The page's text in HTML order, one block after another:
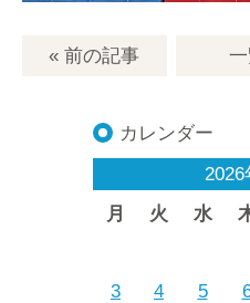
« 前の記事
カレンダー
2026
月
火 水
3
4 5